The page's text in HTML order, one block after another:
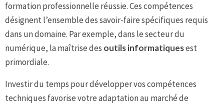
formation professionnelle réussie. Ces compétences
désignent l’ensemble des savoir-faire spécifiques requis
dans un domaine. Par exemple, dans le secteur du
numérique, la maîtrise des outils informatiquesest
primordiale.
Investir du temps pour développer vos compétences
techniques favorise votre adaptation au marché de